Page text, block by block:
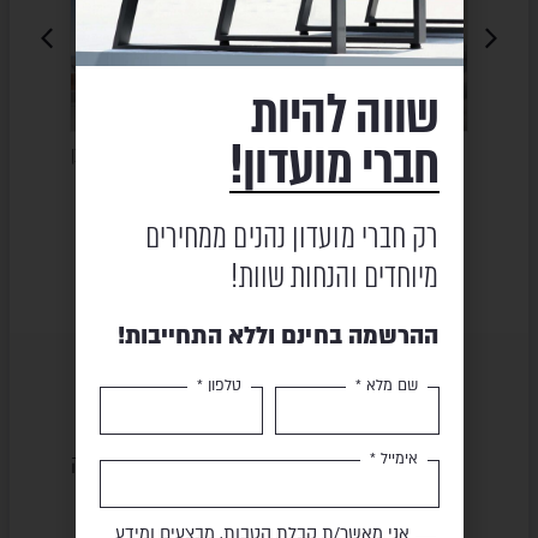
פינת ישיבה – AIO
פינת ישיבה תלת מושבית – לבן
₪24,026
11,990
שירות ומקצועיות מוצרים באיכות גבוהה
שווה להיות
חברי מועדון!
רק חברי מועדון נהנים ממחירים
מיוחדים והנחות שוות!
ההרשמה בחינם וללא התחייבות!
שם מלא * טלפון *
אימייל *